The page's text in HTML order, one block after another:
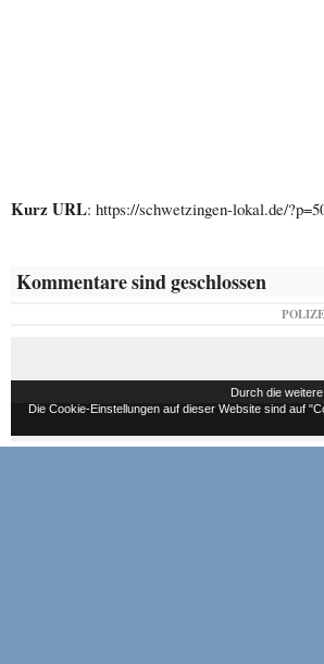
Kurz URL: https://schwetzingen-lokal.de/
Kommentare sind geschlossen
Durch die
Die Cookie-Einstellungen auf dieser Website sind auf